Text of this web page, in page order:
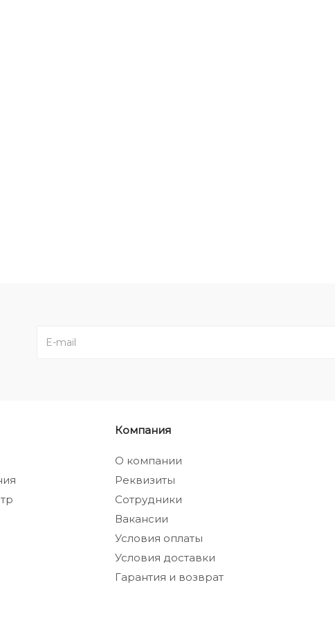
Компания
О компании
Реквизиты
Сотрудники
Вакансии
Условия оплаты
Условия доставки
Гарантия и возврат